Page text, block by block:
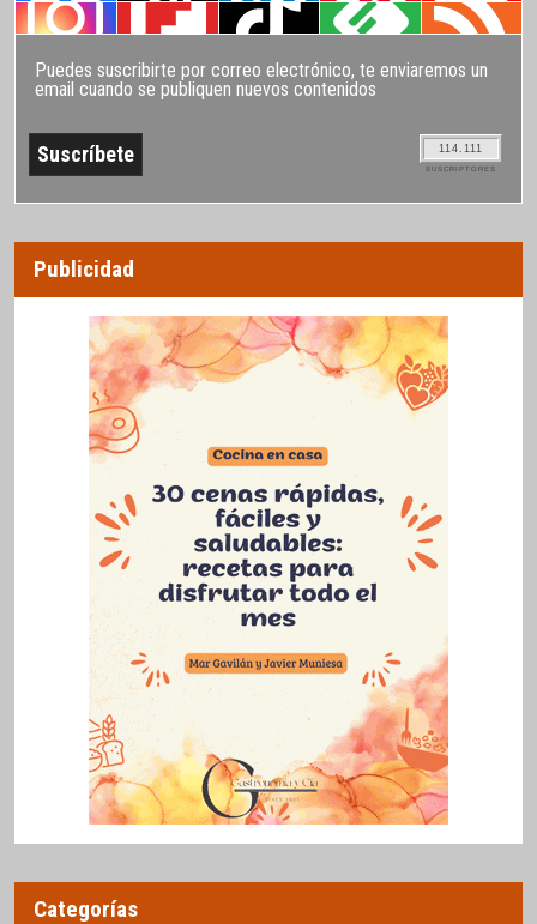
Puedes suscribirte por correo electrónico, te enviaremos un
email cuando se publiquen nuevos contenidos
114.111
SUSCRIPTORES
Publicidad
Categorías